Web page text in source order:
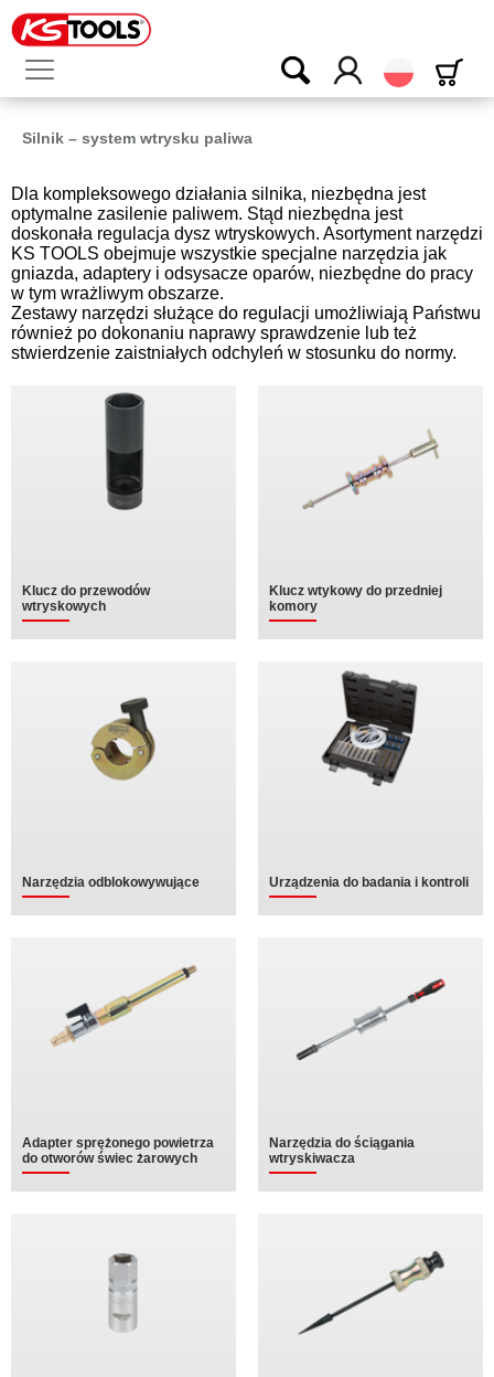
Polski
Silnik – system wtrysku paliwa
Dla kompleksowego działania silnika, niezbędna jest
optymalne zasilenie paliwem. Stąd niezbędna jest
doskonała regulacja dysz wtryskowych. Asortyment narzędzi
KS TOOLS obejmuje wszystkie specjalne narzędzia jak
gniazda, adaptery i odsysacze oparów, niezbędne do pracy
w tym wrażliwym obszarze.
Zestawy narzędzi służące do regulacji umożliwiają Państwu
również po dokonaniu naprawy sprawdzenie lub też
stwierdzenie zaistniałych odchyleń w stosunku do normy.
Klucz do przewodów
wtryskowych
Klucz wtykowy do przedniej
komory
Narzędzia odblokowywujące Urządzenia do badania i kontroli
Adapter sprężonego powietrza
do otworów świec żarowych
Narzędzia do ściągania
wtryskiwacza